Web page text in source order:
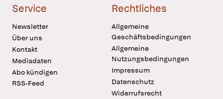
Service
Newsletter
Über uns
Kontakt
Mediadaten
Abo kündigen
RSS-Feed
Rechtliches
Allgemeine
Geschäftsbedingungen
Allgemeine
Nutzungsbedingungen
Impressum
Datenschutz
Widerrufsrecht